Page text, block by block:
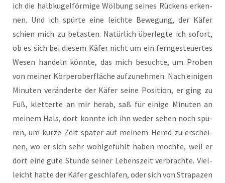
ich die halb­ku­gel­för­mi­ge Wöl­bung sei­nes Rückens erken­
nen. Und ich spür­te eine leich­te Bewe­gung, der Käfer
schien mich zu betas­ten. Natür­lich über­leg­te ich sofort,
ob es sich bei die­sem Käfer nicht um ein fern­ge­steu­er­tes
Wesen han­deln könn­te, das mich besuch­te, um Pro­ben
von mei­ner Kör­per­ober­flä­che auf­zu­neh­men. Nach eini­gen
Minu­ten ver­än­der­te der Käfer sei­ne Posi­ti­on, er ging zu
Fuß, klet­ter­te an mir her­ab, saß für eini­ge Minu­ten an
mei­nem Hals, dort konn­te ich ihn weder sehen noch spü­
ren, um kur­ze Zeit spä­ter auf mei­nem Hemd zu erschei­
nen, wo er sich sehr wohl­ge­fühlt haben moch­te, weil er
dort eine gute Stun­de sei­ner Lebens­zeit ver­brach­te. Viel­
leicht hat­te der Käfer geschla­fen, oder sich von Stra­pa­zen